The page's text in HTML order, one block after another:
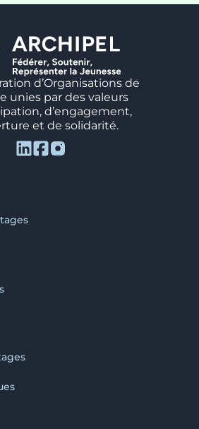
d’Organisations de
unies par des valeurs
d’engagement,
et de solidarité.